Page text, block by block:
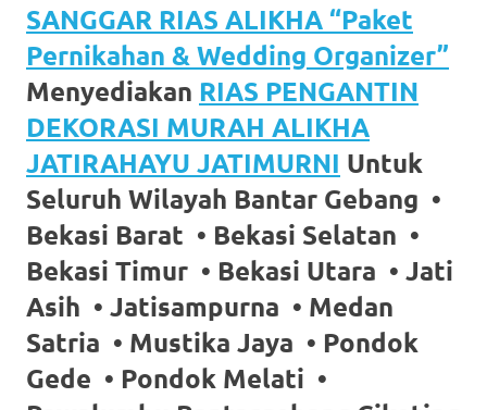
here
replica
watches.
favorite
replica
watches .
24
Hours
SANGGAR RIAS ALIKHA “Paket
Pernikahan & Wedding Organizer”
Menyediakan RIAS PENGANTIN
DEKORASI MURAH ALIKHA
JATIRAHAYU JATIMURNI Untuk
Seluruh Wilayah Bantar Gebang •
Bekasi Barat • Bekasi Selatan •
Bekasi Timur • Bekasi Utara • Jati
Asih • Jatisampurna • Medan
Satria • Mustika Jaya • Pondok
Gede • Pondok Melati •